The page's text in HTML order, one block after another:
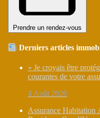
Prendre un rendez-vous
Derniers articles
« Je croyais être
courantes de votre
4 Août 2026
Assurance Habitation